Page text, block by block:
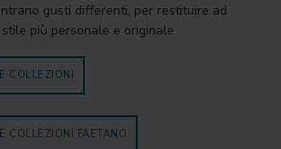
gusti differenti, per restituire ad
più personale e originale.
COLLEZIONI
COLLEZIONI FAETANO